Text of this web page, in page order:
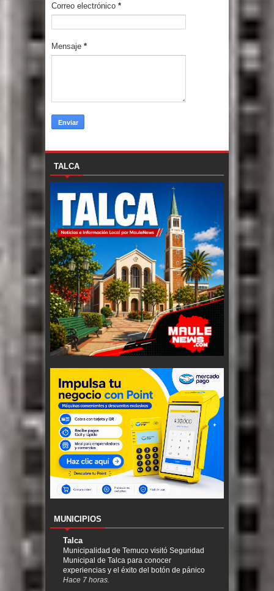
Correo electrónico *
Mensaje *
TALCA
MUNICIPIOS
Talca
Municipalidad de Temuco visitó Seguridad
Municipal de Talca para conocer
experiencias y el éxito del botón de pánico
Hace 7 horas.